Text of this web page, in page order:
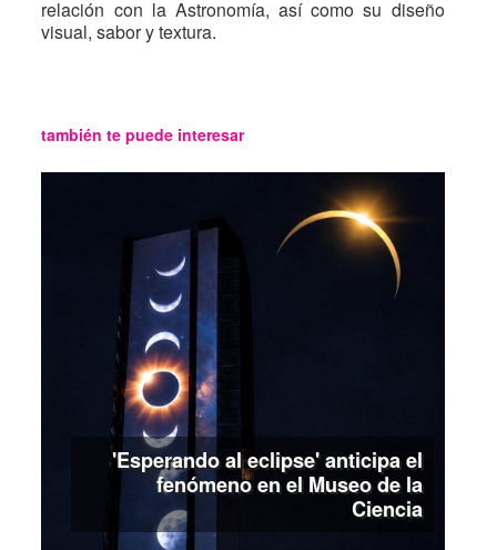
relación con la Astronomía, así como su diseño
visual, sabor y textura.
también te puede interesar
'Esperando al eclipse' anticipa el
fenómeno en el Museo de la
Ciencia